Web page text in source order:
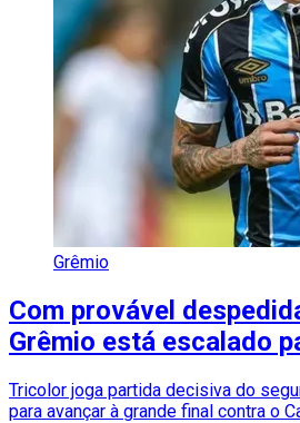
Grêmio
Com provável
Grêmio está escalado
Tricolor joga partida decisiva do
para avançar à grande final contra o